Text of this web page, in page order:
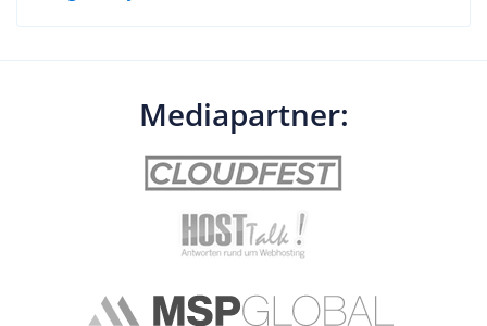
Mediapartner: